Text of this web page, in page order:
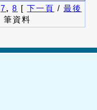
7, 8 [ 下一頁 / 最後
筆資料